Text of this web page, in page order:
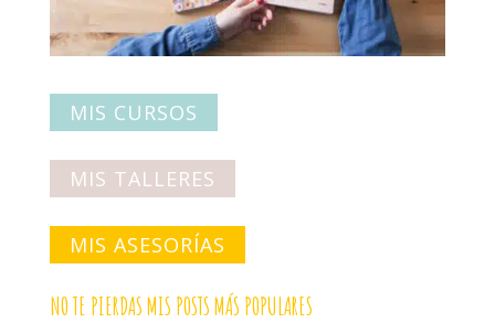
MIS CURSOS
MIS TALLERES
MIS ASESORÍAS
NO TE PIERDAS MIS POSTS MÁS POPULARES